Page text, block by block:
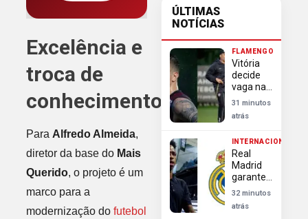
Excelência e
troca de
conhecimentos
Para Alfredo Almeida,
diretor da base do Mais
Querido, o projeto é um
marco para a
modernização do futebol
ÚLTIMAS
NOTÍCIAS
FLAMENGO
Vitória
decide
vaga na
Copa do
Brasil
antes de
Flamengo
no
Brasileirão
31 minutos
atrás
INTERNACIONAL
Real
Madrid
garante
Vini Jr do
Flamengo
com
32 minutos
atrás